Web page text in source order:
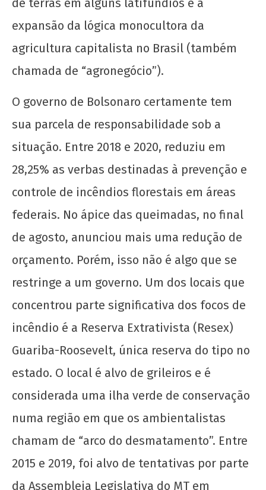
Acre
22 de
setembro
de 2020
admin
Soberania alimentar é permanência: o PASES
22 de
setembro
wp-
admin
de terras em alguns latifúndios e a
expansão da lógica monocultora da
agricultura capitalista no Brasil (também
chamada de “agronegócio”).
O governo de Bolsonaro certamente tem
sua parcela de responsabilidade sob a
situação. Entre 2018 e 2020, reduziu em
28,25% as verbas destinadas à prevenção e
controle de incêndios florestais em áreas
federais. No ápice das queimadas, no final
de agosto, anunciou mais uma redução de
orçamento. Porém, isso não é algo que se
restringe a um governo. Um dos locais que
concentrou parte significativa dos focos de
incêndio é a Reserva Extrativista (Resex)
Guariba-Roosevelt, única reserva do tipo no
estado. O local é alvo de grileiros e é
considerada uma ilha verde de conservação
numa região em que os ambientalistas
chamam de “arco do desmatamento”. Entre
2015 e 2019, foi alvo de tentativas por parte
da Assembleia Legislativa do MT em